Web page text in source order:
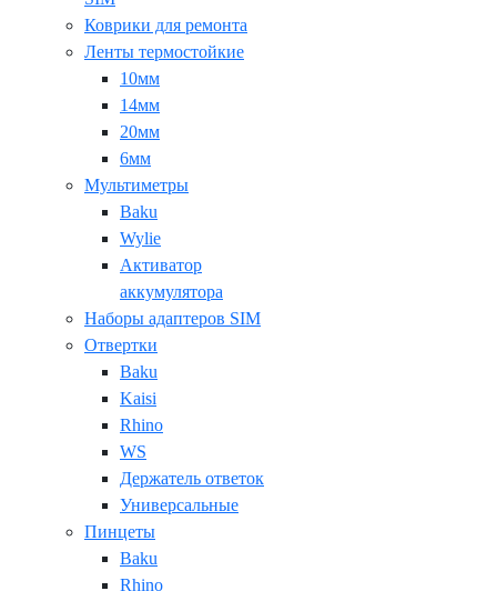
Коврики для ремонта
Ленты термостойкие
10мм
14мм
20мм
6мм
Мультиметры
Baku
Wylie
Активатор
аккумулятора
Наборы адаптеров SIM
Отвертки
Baku
Kaisi
Rhino
WS
Держатель ответок
Универсальные
Пинцеты
Baku
Rhino